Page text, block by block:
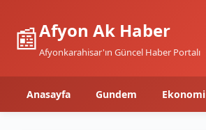
📰Afyon Ak Haber
Afyonkarahisar'ın Güncel Haber Portalı
Anasayfa Gundem Ekonomi